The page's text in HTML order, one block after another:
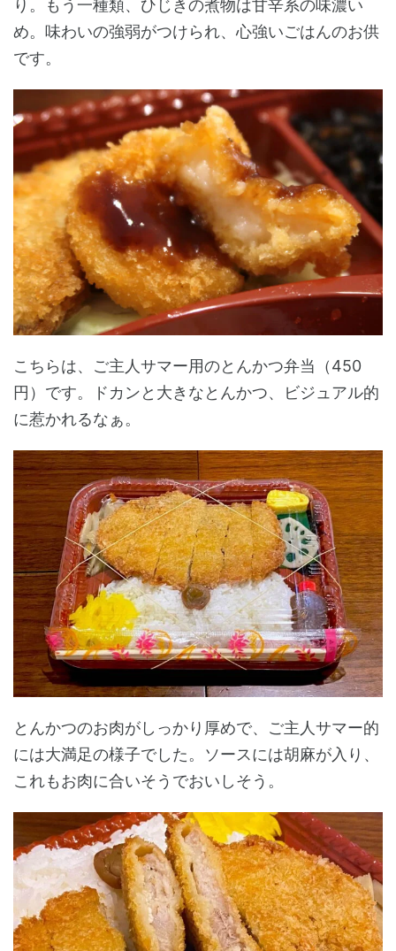
り。もう一種類、ひじきの煮物は甘辛系の味濃い
め。味わいの強弱がつけられ、心強いごはんのお供
です。
こちらは、ご主人サマー用のとんかつ弁当（450
円）です。ドカンと大きなとんかつ、ビジュアル的
に惹かれるなぁ。
とんかつのお肉がしっかり厚めで、ご主人サマー的
には大満足の様子でした。ソースには胡麻が入り、
これもお肉に合いそうでおいしそう。